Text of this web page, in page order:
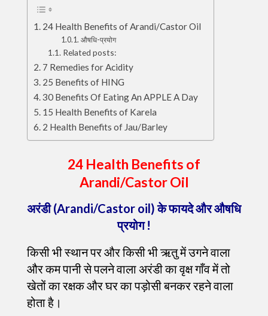
24 Health Benefits of Arandi/Castor Oil
औषधि-प्रयोग
Related posts:
7 Remedies for Acidity
25 Benefits of HING
30 Benefits Of Eating An APPLE A Day
15 Health Benefits of Karela
2 Health Benefits of Jau/Barley
24 Health Benefits of
Arandi/Castor Oil
अरंडी (Arandi/Castor oil) के फायदे और औषधि
प्रयोग !
किसी भी स्थान पर और किसी भी ऋतु में उगने वाला
और कम पानी से पलने वाला अरंडी का वृक्ष गाँव में तो
खेतों का रक्षक और घर का पड़ोसी बनकर रहने वाला
होता है।